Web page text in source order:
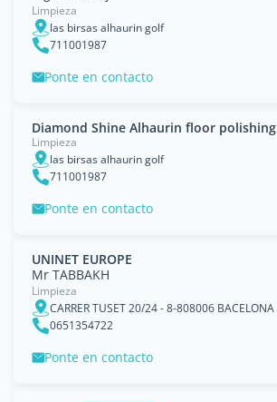
Limpieza
las birsas alhaurin golf
711001987
Ponte en contacto
Diamond Shine Alhaurin floor polishing
Limpieza
las birsas alhaurin golf
711001987
Ponte en contacto
UNINET EUROPE
Mr TABBAKH
Limpieza
0651354722
Ponte en contacto